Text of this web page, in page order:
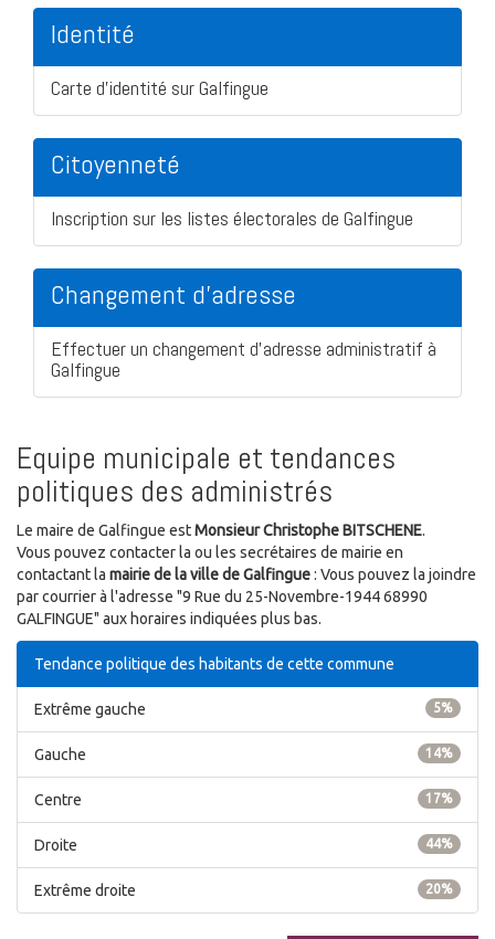
Identité
Carte d'identité sur Galfingue
Citoyenneté
Inscription sur les listes électorales de Galfingue
Changement d'adresse
Effectuer un changement d'adresse administratif à
Galfingue
Equipe municipale et tendances
politiques des administrés
Le maire de Galfingue estMonsieur Christophe BITSCHENE.
Vous pouvez contacter la ou les secrétaires de mairie en
contactant la mairie de la ville de Galfingue: Vous pouvez la joindre
par courrier à l'adresse "9 Rue du 25-Novembre-1944 68990
GALFINGUE" aux horaires indiquées plus bas.
Tendance politique des habitants de cette commune
5%
Extrême gauche
14%
Gauche
17%
Centre
44%
Droite
20%
Extrême droite